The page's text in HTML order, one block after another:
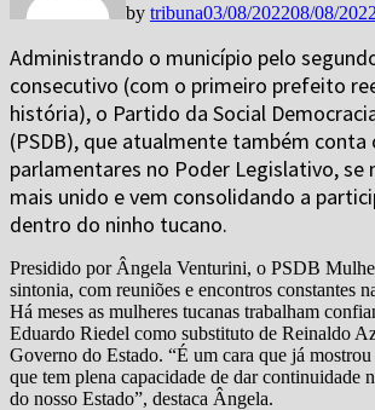
by tribuna03/08/202208/08/2022
Administrando o município pelo
consecutivo (com o primeiro prefeito
história), o Partido da Social
(PSDB), que atualmente também conta
parlamentares no Poder Legislativo, se
mais unido e vem consolidando a
dentro do ninho tucano.
Presidido por Ângela Venturini, o PSDB
sintonia, com reuniões e encontros constantes
Há meses as mulheres tucanas trabalham
Eduardo Riedel como substituto de Reinaldo
Governo do Estado. “É um cara que já mostrou
que tem plena capacidade de dar continuidade
do nosso Estado”, destaca Ângela.